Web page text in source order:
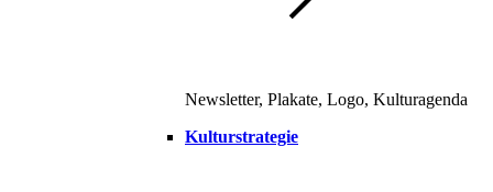
Newsletter, Plakate, Logo, Kulturagenda
Kulturstrategie